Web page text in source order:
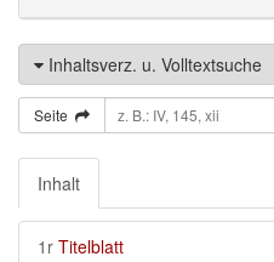
Inhaltsverz. u. Volltextsuche
Seite
Inhalt
1r Titelblatt